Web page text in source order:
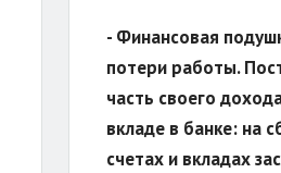
- Финансовая
потери работы.
часть своего
вкладе в банке: на
счетах и вкладах